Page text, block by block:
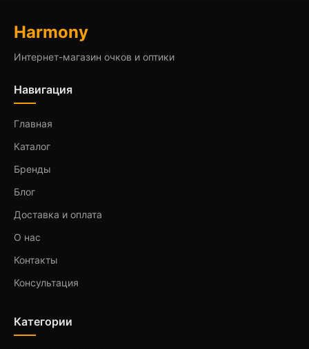
Harmony
Интернет-магазин очков и оптики
Навигация
Главная
Каталог
Бренды
Блог
Доставка и оплата
О нас
Контакты
Консультация
Категории